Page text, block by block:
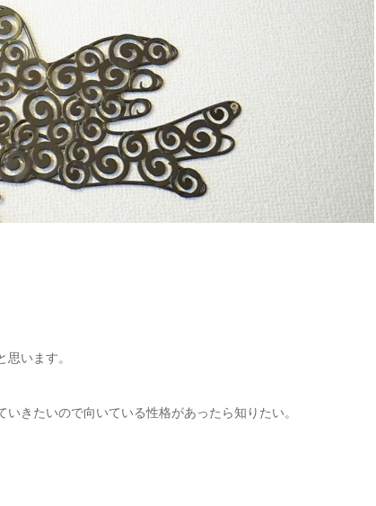
います。
きたいので向いている性格があったら知りたい。